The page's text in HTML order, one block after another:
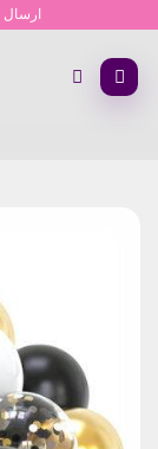
content